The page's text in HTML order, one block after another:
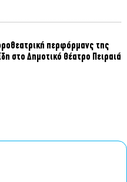
περφόρμανς της
στο Δημοτικό Θέατρο Πειραιά